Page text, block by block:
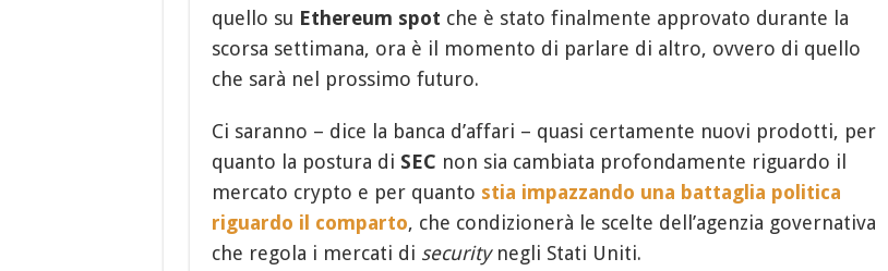
quello su Ethereum spot che è stato finalmente approvato durante la
scorsa settimana, ora è il momento di parlare di altro, ovvero di quello
che sarà nel prossimo futuro.
Ci saranno – dice la banca d’affari – quasi certamente nuovi prodotti, per
quanto la postura di SEC non sia cambiata profondamente riguardo il
mercato crypto e per quanto stia impazzando una battaglia politica
riguardo il comparto, che condizionerà le scelte dell’agenzia governativa
che regola i mercati di securitynegli Stati Uniti.